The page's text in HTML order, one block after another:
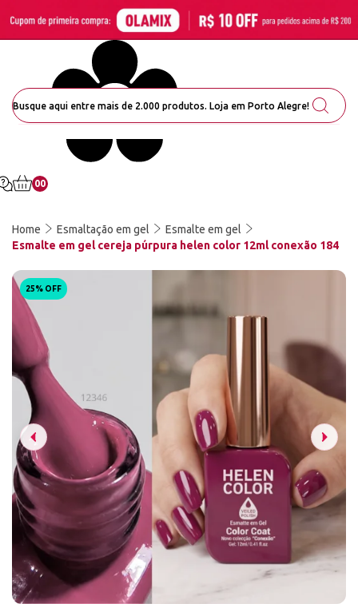
00
Home Esmaltação em gel
Esmalte em gel
Esmalte em gel cereja púrpura helen color 12ml conexão 184
25% OFF